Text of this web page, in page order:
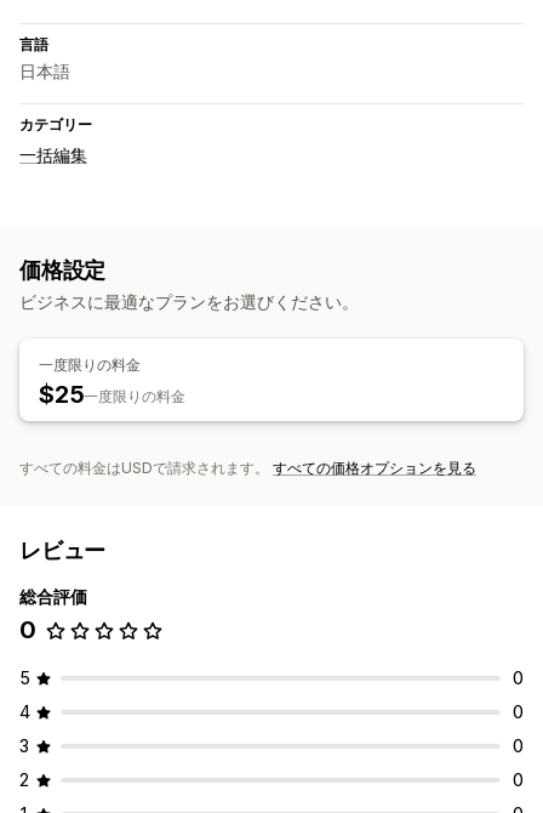
言語
日本語
カテゴリー
一括編集
価格設定
ビジネスに最適なプランをお選びください。
一度限りの料金
$25一度限りの料金
すべての料金はUSDで請求されます。 すべての価格オプションを見る
レビュー
総合評価
0
5
0
4
0
3
0
2
0